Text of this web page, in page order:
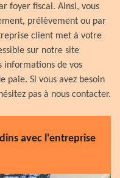
foyer fiscal. Ainsi, vous
prélèvement ou par
client met à votre
sur notre site
informations de vos
Si vous avez besoin
pas à nous contacter.
avec l'entreprise